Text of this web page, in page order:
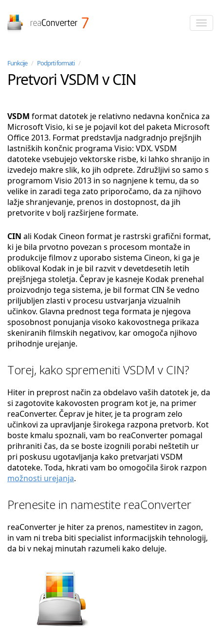
Funkcije / Podprti formati /
Pretvori VSDM v CIN
VSDM format datotek je relativno nedavna končnica za
Microsoft Visio, ki se je pojavil kot del paketa Microsoft
Office 2013. Format predstavlja nadgradnjo prejšnjih
lastniških končnic programa Visio: VDX. VSDM
datoteke vsebujejo vektorske risbe, ki lahko shranijo in
izvedejo makre slik, ko jih odprete. Združljivi so samo s
programom Visio 2013 in so nagnjene k temu, da so
velike in zaradi tega zato priporočamo, da za njihovo
lažje shranjevanje, prenos in dostopnost, da jih
pretvorite v bolj razširjene formate.
CIN ali Kodak Cineon format je rastrski grafični format,
ki je bila prvotno povezan s procesom montaže in
produkcije filmov z uporabo sistema Cineon, ki ga je
oblikoval Kodak in je bil razvit v devetdesetih letih
prejšnjega stoletja. Čeprav je kasneje Kodak prenehal
proizvodnjo tega sistema, je bil format CIN še vedno
priljubljen zlasti v procesu ustvarjanja vizualnih
učinkov. Glavna prednost tega formata je njegova
sposobnost ponujanja visoko kakovostnega prikaza
skeniranih filmskih negativov, kar omogoča njihovo
prihodnje urejanje.
Torej, kako spremeniti VSDM v CIN?
Hiter in preprost način za obdelavo vaših datotek je, da
si zagotovite kakovosten program kot je, na primer
reaConverter. Čeprav je hiter, je ta program zelo
učinkovi za upravljanje širokega razpona pretvorb. Kot
boste kmalu spoznali, vam bo reaConverter pomagal
prihraniti čas, da se boste izognili porabi neštetih ur
pri poskusu ugotavljanja kako pretvarjati VSDM
datoteke. Toda, hkrati vam bo omogočila širok razpon
možnosti urejanja.
Prenesite in namestite reaConverter
reaConverter je hiter za prenos, namestitev in zagon,
in vam ni treba biti specialist informacijskih tehnologij,
da bi v nekaj minutah razumeli kako deluje.